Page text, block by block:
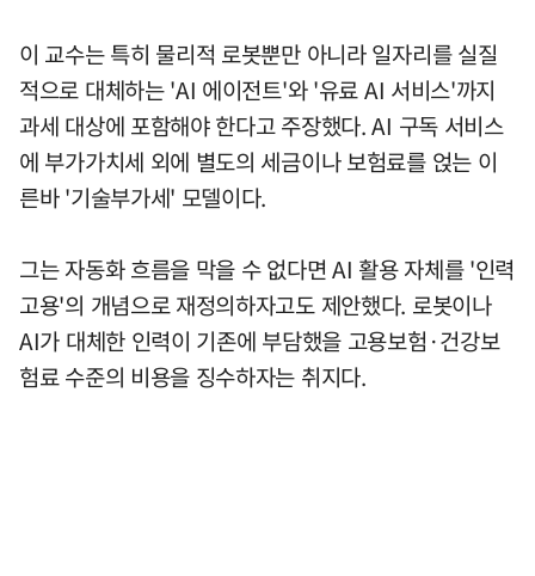
이 교수는 특히 물리적 로봇뿐만 아니라 일자리를 실질
적으로 대체하는 'AI 에이전트'와 '유료 AI 서비스'까지
과세 대상에 포함해야 한다고 주장했다. AI 구독 서비스
에 부가가치세 외에 별도의 세금이나 보험료를 얹는 이
른바 '기술부가세' 모델이다.
그는 자동화 흐름을 막을 수 없다면 AI 활용 자체를 '인력
고용'의 개념으로 재정의하자고도 제안했다. 로봇이나
AI가 대체한 인력이 기존에 부담했을 고용보험·건강보
험료 수준의 비용을 징수하자는 취지다.